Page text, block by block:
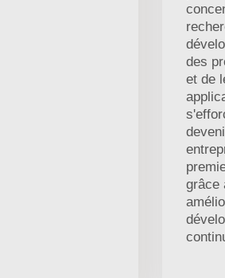
des
et de
grâce